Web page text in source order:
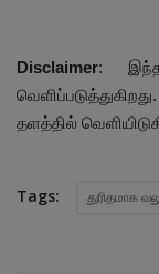
Disclaimer:
தளத்தில்
Tags: துரிதமாக